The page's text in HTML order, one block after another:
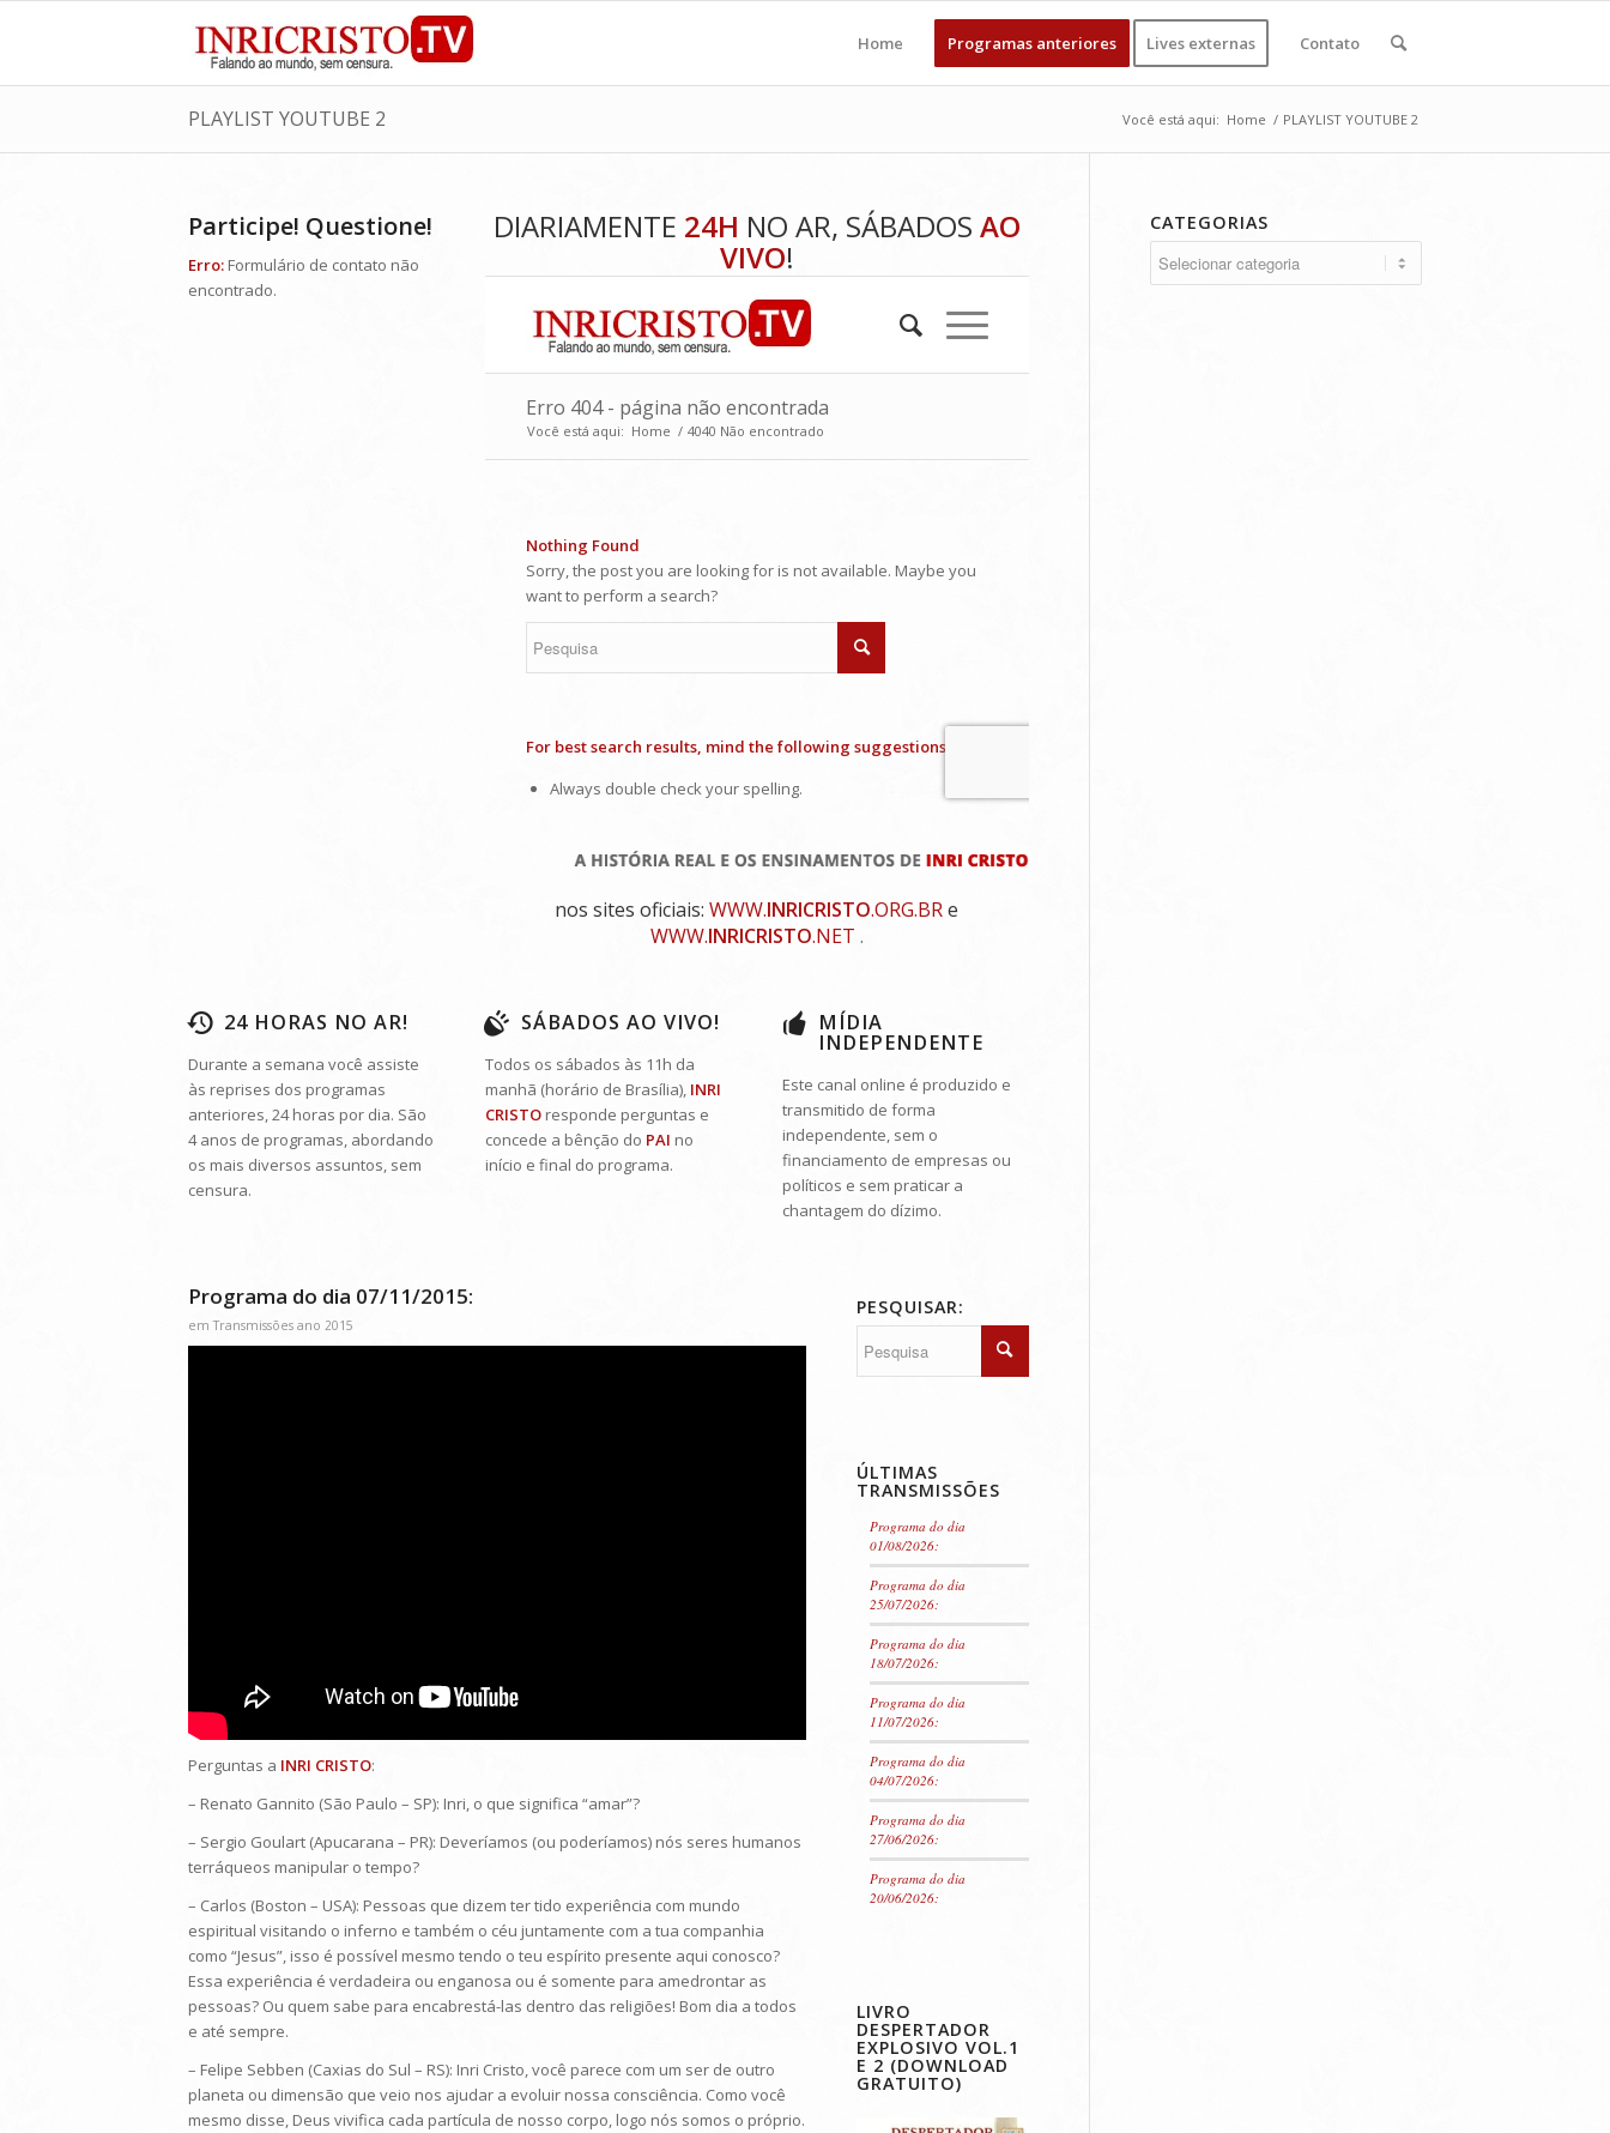
Home Programas anteriores Lives externas Contato
PLAYLIST YOUTUBE 2 Você está aqui: Home / PLAYLIST YOUTUBE 2
Participe! Questione!
Erro: Formulário de contato não
encontrado.
DIARIAMENTE 24H NO AR, SÁBADOS AO
VIVO!
nos sites oficiais: WWW.INRICRISTO.ORG.BRe
WWW.INRICRISTO.NET .
24 HORAS NO AR!
Durante a semana você assiste
às reprises dos programas
anteriores, 24 horas por dia. São
4 anos de programas, abordando
os mais diversos assuntos, sem
censura.
SÁBADOS AO VIVO!
Todos os sábados às 11h da
manhã (horário de Brasília), INRI
CRISTOresponde perguntas e
concede a bênção do PAI no
início e final do programa.
MÍDIA
INDEPENDENTE
Este canal online é produzido e
transmitido de forma
independente, sem o
financiamento de empresas ou
políticos e sem praticar a
chantagem do dízimo.
Programa do dia 07/11/2015:
emTransmissões ano 2015
Perguntas a INRI CRISTO:
– Renato Gannito (São Paulo – SP): Inri, o que significa “amar”?
– Sergio Goulart (Apucarana – PR): Deveríamos (ou poderíamos) nós seres humanos
terráqueos manipular o tempo?
– Carlos (Boston – USA): Pessoas que dizem ter tido experiência com mundo
espiritual visitando o inferno e também o céu juntamente com a tua companhia
como “Jesus”, isso é possível mesmo tendo o teu espírito presente aqui conosco?
Essa experiência é verdadeira ou enganosa ou é somente para amedrontar as
pessoas? Ou quem sabe para encabrestá-las dentro das religiões! Bom dia a todos
e até sempre.
– Felipe Sebben (Caxias do Sul – RS): Inri Cristo, você parece com um ser de outro
planeta ou dimensão que veio nos ajudar a evoluir nossa consciência. Como você
mesmo disse, Deus vivifica cada partícula de nosso corpo, logo nós somos o próprio.
PESQUISAR:
ÚLTIMAS
TRANSMISSÕES
Programa do dia
01/08/2026:
Programa do dia
25/07/2026:
Programa do dia
18/07/2026:
Programa do dia
11/07/2026:
Programa do dia
04/07/2026:
Programa do dia
27/06/2026:
Programa do dia
20/06/2026:
LIVRO
DESPERTADOR
EXPLOSIVO VOL.1
E 2 (DOWNLOAD
GRATUITO)
CATEGORIAS